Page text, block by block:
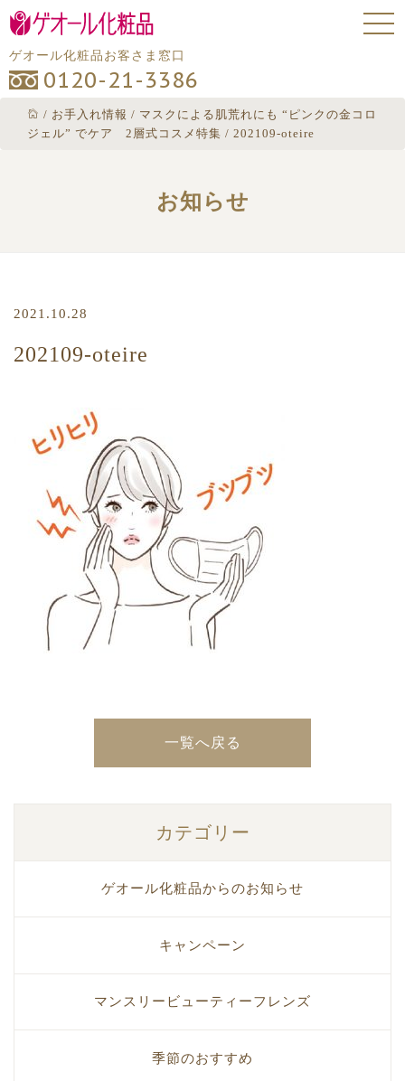
ゲオール化粧品お客さま窓口
0120-21-3386
/ お手入れ情報 / マスクによる肌荒れにも “ピンクの金コロ
ジェル” でケア 2層式コスメ特集 / 202109-oteire
お知らせ
2021.10.28
202109-oteire
一覧へ戻る
カテゴリー
ゲオール化粧品からのお知らせ
キャンペーン
マンスリービューティーフレンズ
季節のおすすめ